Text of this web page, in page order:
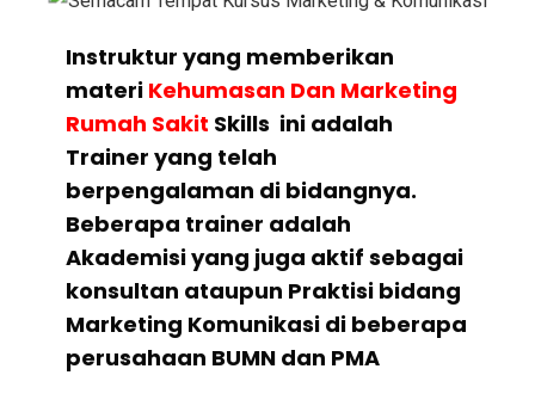
Instruktur yang memberikan
materi Kehumasan Dan Marketing
Rumah Sakit Skills ini adalah
Trainer yang telah
berpengalaman di bidangnya.
Beberapa trainer adalah
Akademisi yang juga aktif sebagai
konsultan ataupun Praktisi bidang
Marketing Komunikasi di beberapa
perusahaan BUMN dan PMA